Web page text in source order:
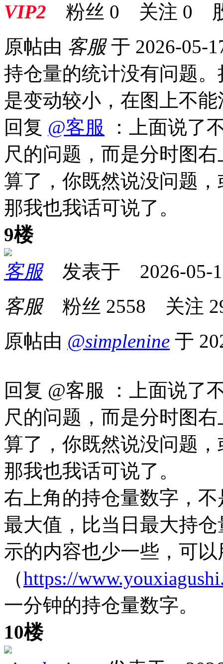
VIP2 粉丝 0 关注 0
原帖由 客服于 2026-05-
持仓量的统计没有问题
是变动较小，在图上不
回复 @客服 ：上面说了
尺的问题，而是分时图
算了，你既然说没问题
那我也我话可说了。
9楼
客服发表于 2026-05-
客服粉丝 2558 关注
原帖由 @simplenine 于
回复 @客服 ：上面说了
尺的问题，而是分时图
算了，你既然说没问题
那我也我话可说了。
右上角的持仓量数字，
最大值，比当日最大持
示的内容也少一些，可
（https://
一分钟的持仓量数字。
10楼